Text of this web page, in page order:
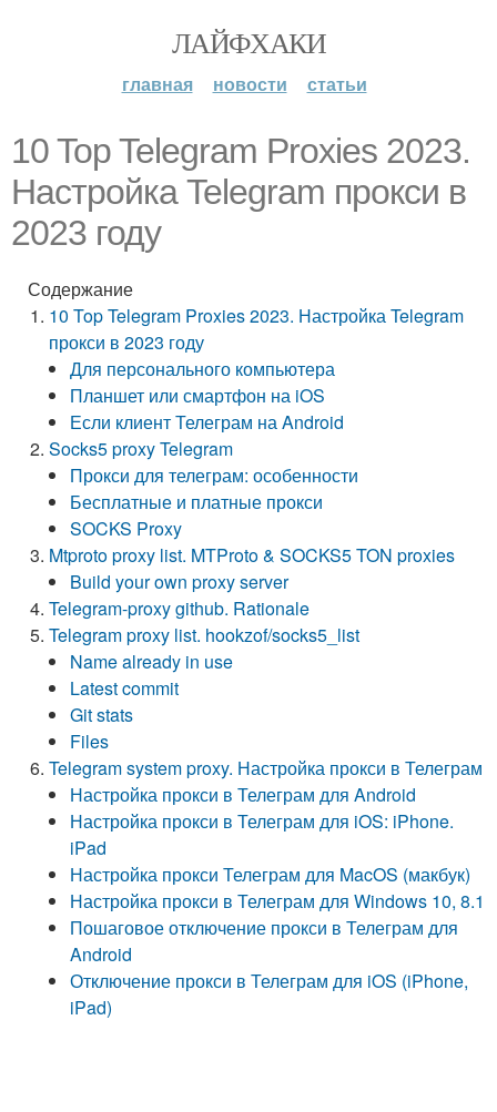
ЛАЙФХАКИ
главная новости статьи
10 Top Telegram Proxies 2023.
Настройка Telegram прокси в
2023 году
Содержание
10 Top Telegram Proxies 2023. Настройка Telegram
прокси в 2023 году
Для персонального компьютера
Планшет или смартфон на iOS
Если клиент Телеграм на Android
Socks5 proxy Telegram
Прокси для телеграм: особенности
Бесплатные и платные прокси
SOCKS Proxy
Mtproto proxy list. MTProto & SOCKS5 TON proxies
Build your own proxy server
Telegram-proxy github. Rationale
Telegram proxy list. hookzof/socks5_list
Name already in use
Latest commit
Git stats
Files
Telegram system proxy. Настройка прокси в Телеграм
Настройка прокси в Телеграм для Android
Настройка прокси в Телеграм для iOS: iPhone.
iPad
Настройка прокси Телеграм для MacOS (макбук)
Настройка прокси в Телеграм для Windows 10, 8.1
Пошаговое отключение прокси в Телеграм для
Android
Отключение прокси в Телеграм для iOS (iPhone,
iPad)